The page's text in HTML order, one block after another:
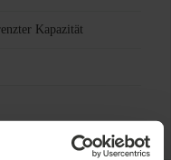
Kapazität